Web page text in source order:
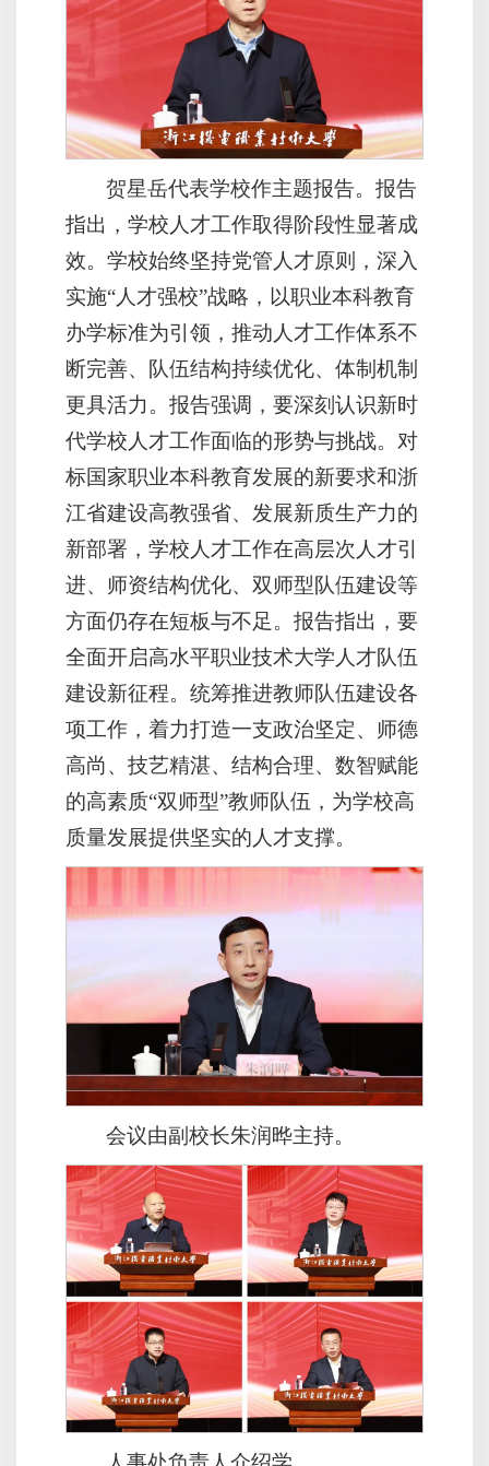
贺星岳代表学校作主题报告。报告
指出，学校人才工作取得阶段性显著成
效。学校始终坚持党管人才原则，深入
实施“人才强校”战略，以职业本科教育
办学标准为引领，推动人才工作体系不
断完善、队伍结构持续优化、体制机制
更具活力。报告强调，要深刻认识新时
代学校人才工作面临的形势与挑战。对
标国家职业本科教育发展的新要求和浙
江省建设高教强省、发展新质生产力的
新部署，学校人才工作在高层次人才引
进、师资结构优化、双师型队伍建设等
方面仍存在短板与不足。报告指出，要
全面开启高水平职业技术大学人才队伍
建设新征程。统筹推进教师队伍建设各
项工作，着力打造一支政治坚定、师德
高尚、技艺精湛、结构合理、数智赋能
的高素质“双师型”教师队伍，为学校高
质量发展提供坚实的人才支撑。
会议由副校长朱润晔主持。